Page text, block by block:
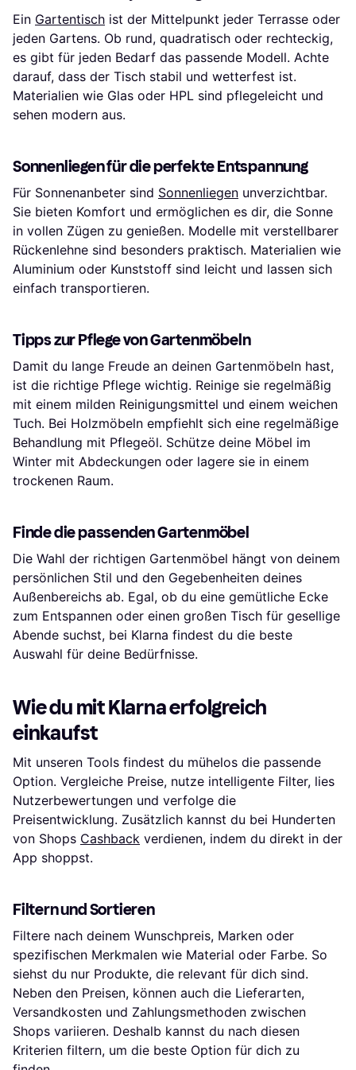
Ein Gartentisch ist der Mittelpunkt jeder Terrasse oder
jeden Gartens. Ob rund, quadratisch oder rechteckig,
es gibt für jeden Bedarf das passende Modell. Achte
darauf, dass der Tisch stabil und wetterfest ist.
Materialien wie Glas oder HPL sind pflegeleicht und
sehen modern aus.
Sonnenliegen für die perfekte Entspannung
Für Sonnenanbeter sind Sonnenliegen unverzichtbar.
Sie bieten Komfort und ermöglichen es dir, die Sonne
in vollen Zügen zu genießen. Modelle mit verstellbarer
Rückenlehne sind besonders praktisch. Materialien wie
Aluminium oder Kunststoff sind leicht und lassen sich
einfach transportieren.
Tipps zur Pflege von Gartenmöbeln
Damit du lange Freude an deinen Gartenmöbeln hast,
ist die richtige Pflege wichtig. Reinige sie regelmäßig
mit einem milden Reinigungsmittel und einem weichen
Tuch. Bei Holzmöbeln empfiehlt sich eine regelmäßige
Behandlung mit Pflegeöl. Schütze deine Möbel im
Winter mit Abdeckungen oder lagere sie in einem
trockenen Raum.
Finde die passenden Gartenmöbel
Die Wahl der richtigen Gartenmöbel hängt von deinem
persönlichen Stil und den Gegebenheiten deines
Außenbereichs ab. Egal, ob du eine gemütliche Ecke
zum Entspannen oder einen großen Tisch für gesellige
Abende suchst, bei Klarna findest du die beste
Auswahl für deine Bedürfnisse.
Wie du mit Klarna erfolgreich
einkaufst
Mit unseren Tools findest du mühelos die passende
Option. Vergleiche Preise, nutze intelligente Filter, lies
Nutzerbewertungen und verfolge die
Preisentwicklung. Zusätzlich kannst du bei Hunderten
von Shops Cashback verdienen, indem du direkt in der
App shoppst.
Filtern und Sortieren
Filtere nach deinem Wunschpreis, Marken oder
spezifischen Merkmalen wie Material oder Farbe. So
siehst du nur Produkte, die relevant für dich sind.
Neben den Preisen, können auch die Lieferarten,
Versandkosten und Zahlungsmethoden zwischen
Shops variieren. Deshalb kannst du nach diesen
Kriterien filtern, um die beste Option für dich zu